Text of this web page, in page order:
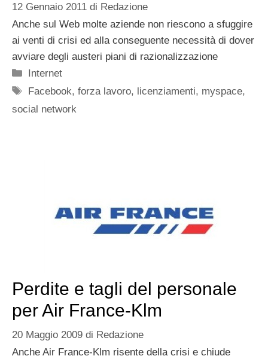
12 Gennaio 2011 di Redazione
Anche sul Web molte aziende non riescono a sfuggire
ai venti di crisi ed alla conseguente necessità di dover
avviare degli austeri piani di razionalizzazione
Categorie
Internet
Tag
Facebook,forza lavoro, licenziamenti, myspace,
social network
Perdite e tagli del personale
per Air France-Klm
20 Maggio 2009 di Redazione
Anche Air France-Klm risente della crisi e chiude